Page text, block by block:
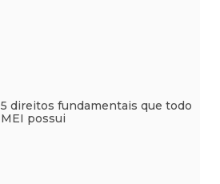
5 direitos fundamentais que todo
MEI possui